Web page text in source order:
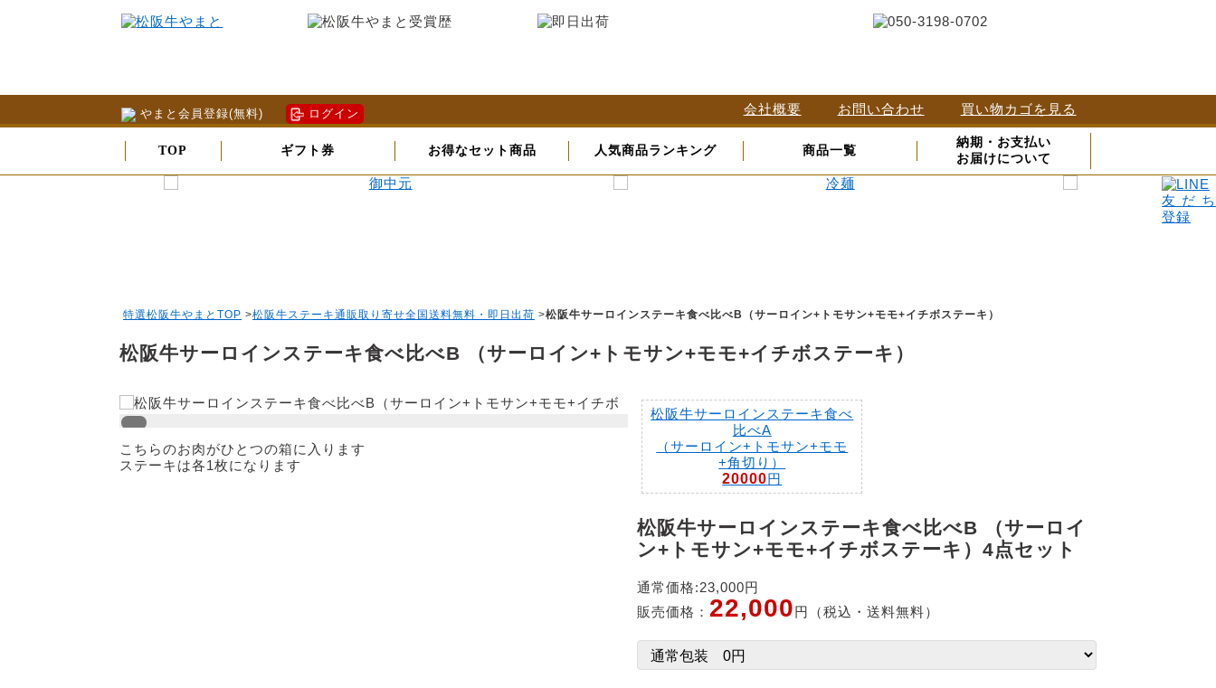
やまと会員登録(無料) ログイン 会社概要 お問い合わせ 買い物カゴを見る
TOP ギフト券 お得なセット商品 人気商品ランキング 商品一覧
納期・お支払い
お届けについて
特選松阪牛やまとTOP >松阪牛ステーキ通販取り寄せ全国送料無料・即日出荷 >松阪牛サーロインステーキ食べ比べB（サーロイン+トモサン+モモ+イチボステーキ）
松阪牛サーロインステーキ食べ比べB （サーロイン+トモサン+モモ+イチボステーキ）
こちらのお肉がひとつの箱に入ります
ステーキは各1枚になります
松阪牛サーロインステーキ食べ
比べA
（サーロイン+トモサン+モモ
+角切り）
20000円
松阪牛サーロインステーキ食べ比べB （サーロイ
ン+トモサン+モモ+イチボステーキ）4点セット
通常価格:23,000円
販売価格： 22,000円（税込・送料無料）